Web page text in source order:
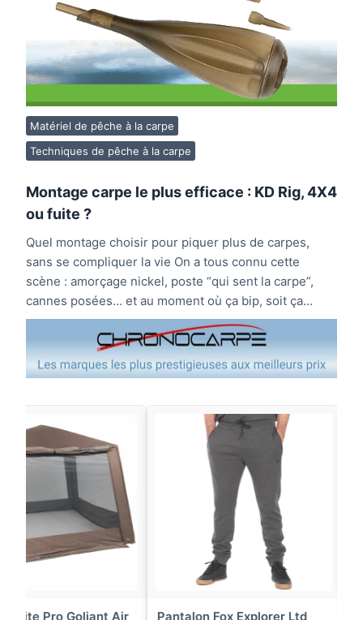
Montage carpe le plus efficace : KD Rig, 4X4
ou fuite ?
Matériel de pêche à la carpe
Techniques de pêche à la carpe
Quel montage choisir pour piquer plus de carpes,
sans se compliquer la vie On a tous connu cette
scène : amorçage nickel, poste “qui sent la carpe”,
cannes posées… et au moment où ça bip, soit ça…
Short Trakker Cr Camo
Jogger Carpe - Taille: Xxl
Chaussures
Trainer Dark